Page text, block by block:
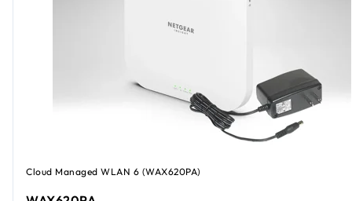
Cloud Managed WLAN 6 (WAX620PA)